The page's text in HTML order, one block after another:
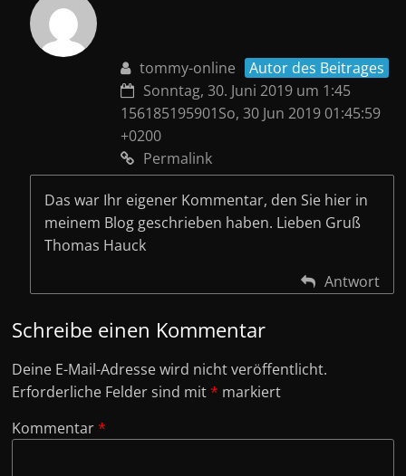
tommy-online
Autor des Beitrages
Sonntag, 30. Juni 2019 um 1:45
156185195901So, 30 Jun 2019 01:45:59
+0200
Permalink
Das war Ihr eigener Kommentar, den Sie hier in
meinem Blog geschrieben haben. Lieben Gruß
Thomas Hauck
Antwort
Schreibe einen Kommentar
Deine E-Mail-Adresse wird nicht veröffentlicht.
Erforderliche Felder sind mit* markiert
Kommentar*